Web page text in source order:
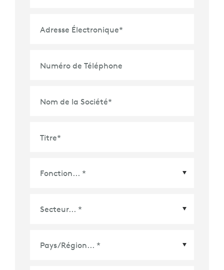
Adresse Électronique*
Numéro de Téléphone
Nom de la Société*
Titre*